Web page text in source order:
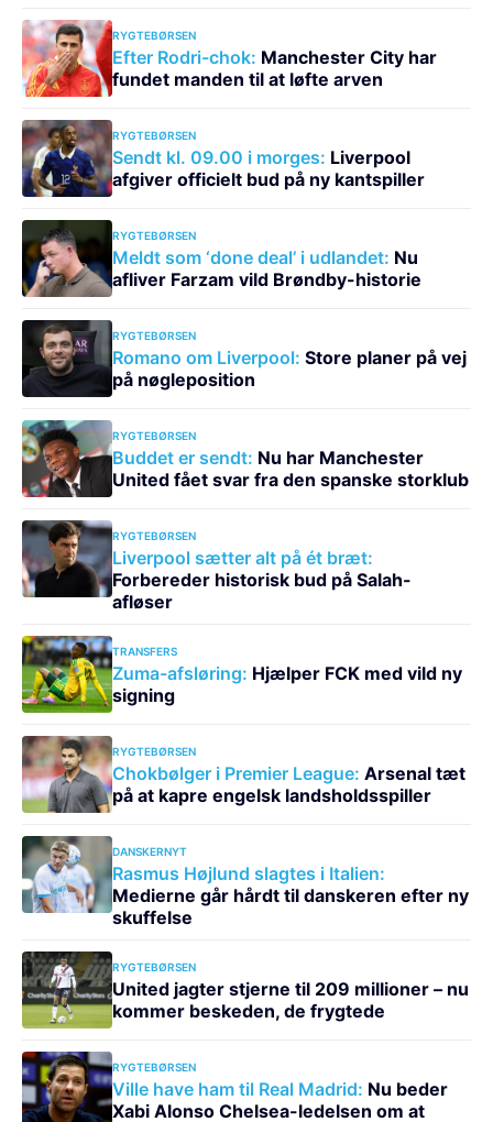
RYGTEBØRSEN
Efter Rodri-chok: Manchester City har
fundet manden til at løfte arven
RYGTEBØRSEN
Sendt kl. 09.00 i morges: Liverpool
afgiver officielt bud på ny kantspiller
RYGTEBØRSEN
Meldt som ‘done deal’ i udlandet: Nu
afliver Farzam vild Brøndby-historie
RYGTEBØRSEN
Romano om Liverpool: Store planer på vej
på nøgleposition
RYGTEBØRSEN
Buddet er sendt: Nu har Manchester
United fået svar fra den spanske storklub
RYGTEBØRSEN
Liverpool sætter alt på ét bræt:
Forbereder historisk bud på Salah-
afløser
TRANSFERS
Zuma-afsløring: Hjælper FCK med vild ny
signing
RYGTEBØRSEN
Chokbølger i Premier League: Arsenal tæt
på at kapre engelsk landsholdsspiller
DANSKERNYT
Rasmus Højlund slagtes i Italien:
Medierne går hårdt til danskeren efter ny
skuffelse
RYGTEBØRSEN
United jagter stjerne til 209 millioner – nu
kommer beskeden, de frygtede
RYGTEBØRSEN
Ville have ham til Real Madrid: Nu beder
Xabi Alonso Chelsea-ledelsen om at